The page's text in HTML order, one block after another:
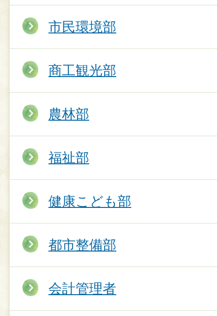
市民環境部
商工観光部
農林部
福祉部
健康こども部
都市整備部
会計管理者